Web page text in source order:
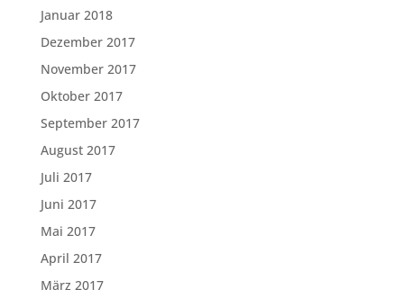
Januar 2018
Dezember 2017
November 2017
Oktober 2017
September 2017
August 2017
Juli 2017
Juni 2017
Mai 2017
April 2017
März 2017